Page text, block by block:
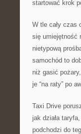
startować krok
W tle cały czas
się umiejętność
nietypową
samochód to
niż gasić
je “na raty” po
Taxi Drive
jak działa
podchodzi do